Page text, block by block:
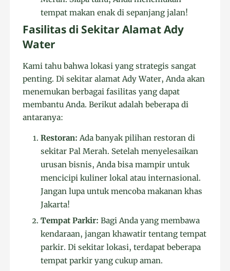
tempat makan enak di sepanjang jalan!
Fasilitas di Sekitar Alamat Ady
Water
Kami tahu bahwa lokasi yang strategis sangat
penting. Di sekitar alamat Ady Water, Anda akan
menemukan berbagai fasilitas yang dapat
membantu Anda. Berikut adalah beberapa di
antaranya:
Restoran: Ada banyak pilihan restoran di
sekitar Pal Merah. Setelah menyelesaikan
urusan bisnis, Anda bisa mampir untuk
mencicipi kuliner lokal atau internasional.
Jangan lupa untuk mencoba makanan khas
Jakarta!
Tempat Parkir: Bagi Anda yang membawa
kendaraan, jangan khawatir tentang tempat
parkir. Di sekitar lokasi, terdapat beberapa
tempat parkir yang cukup aman.